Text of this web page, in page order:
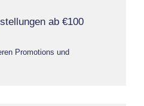
ab €100
Promotions und